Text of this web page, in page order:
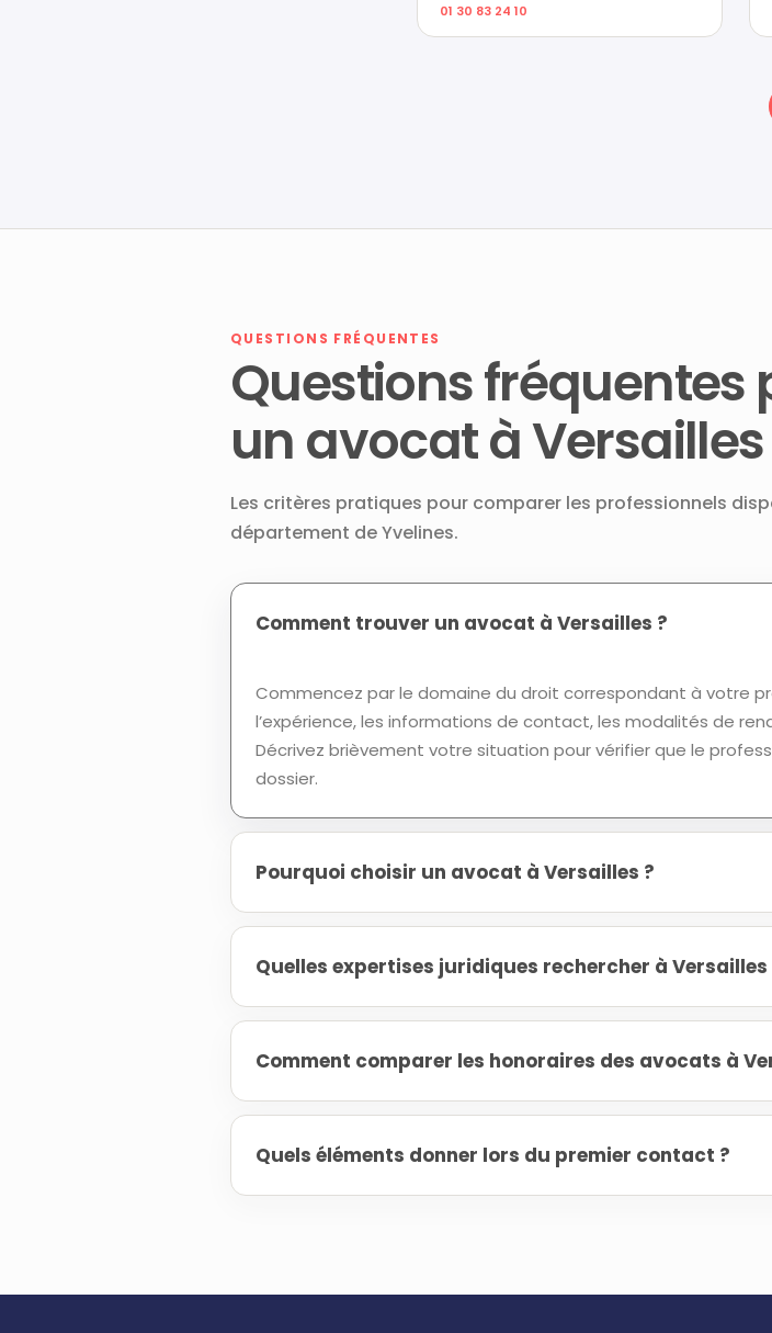
01 30 83 24 10
QUESTIONS FRÉQUENTES
Questions fréquentes
un avocat à Versailles
Les critères pratiques pour comparer les professionnels
département de Yvelines.
Comment trouver un avocat à Versailles ?
Commencez par le domaine du droit correspondant à votre
l’expérience, les informations de contact, les modalités de
Décrivez brièvement votre situation pour vérifier que le
dossier.
Pourquoi choisir un avocat à Versailles ?
Quelles expertises juridiques rechercher à Versailles
Comment comparer les honoraires des avocats à
Quels éléments donner lors du premier contact ?